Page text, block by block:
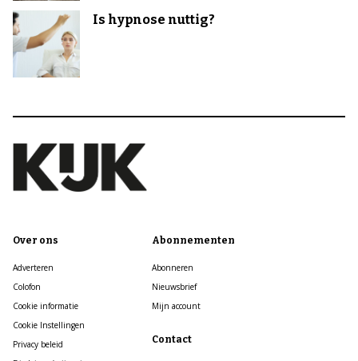
Is hypnose nuttig?
Over ons
Adverteren
Colofon
Cookie informatie
Cookie Instellingen
Privacy beleid
Abonnementen
Abonneren
Nieuwsbrief
Mijn account
Contact